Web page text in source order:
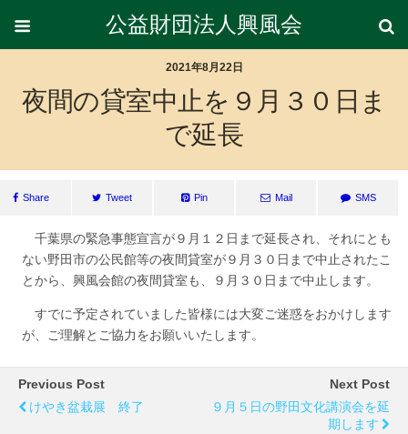
公益財団法人興風会
2021年8月22日
夜間の貸室中止を９月３０日ま
で延長
Share Tweet Pin Mail SMS
千葉県の緊急事態宣言が９月１２日まで延長され、それにとも
ない野田市の公民館等の夜間貸室が９月３０日まで中止されたこ
とから、興風会館の夜間貸室も、９月３０日まで中止します。
すでに予定されていました皆様には大変ご迷惑をおかけします
が、ご理解とご協力をお願いいたします。
Previous Post
けやき盆栽展 終了
Next Post
９月５日の野田文化講演会を延
期します